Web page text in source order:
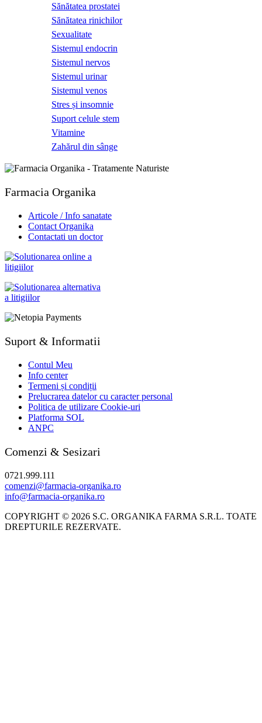
Sănătatea prostatei
Sănătatea rinichilor
Sexualitate
Sistemul endocrin
Sistemul nervos
Sistemul urinar
Sistemul venos
Stres și insomnie
Suport celule stem
Vitamine
Zahărul din sânge
Farmacia Organika
Articole / Info sanatate
Contact Organika
Contactati un doctor
Suport & Informatii
Contul Meu
Info center
Termeni și condiții
Prelucrarea datelor cu caracter personal
Politica de utilizare Cookie-uri
Platforma SOL
ANPC
Comenzi & Sesizari
0721.999.111
comenzi@farmacia-organika.ro
info@farmacia-organika.ro
COPYRIGHT © 2026 S.C. ORGANIKA FARMA S.R.L. TOATE
DREPTURILE REZERVATE.